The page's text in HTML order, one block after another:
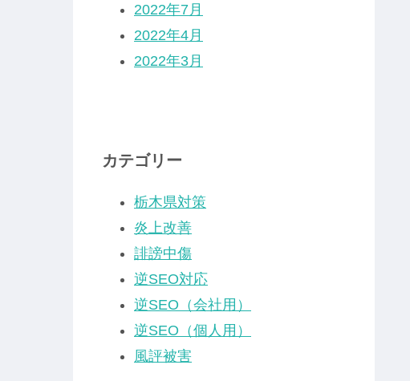
2022年7月
2022年4月
2022年3月
カテゴリー
栃木県対策
炎上改善
誹謗中傷
逆SEO対応
逆SEO（会社用）
逆SEO（個人用）
風評被害